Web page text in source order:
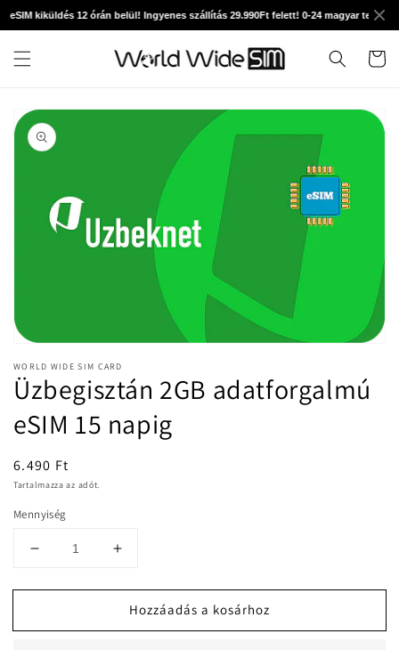
kiküldés 12 órán belül! Ingyenes szállítás 29.990Ft felett! 0-24 magyar
Ugrás a
Kosár
Kihagyás, és
ugrás a
termékadatokra
médiafájl
megnyitása
modális
párbeszédpanelen
WORLD WIDE SIM CARD
Üzbegisztán 2GB adatforgalmú
eSIM 15 napig
Normál
ár
6.490 Ft
Tartalmazza az adót.
Mennyiség
Üzbegisztán
adatforgalmú
15
Üzbegisztán
adatforgalmú
eSIM
15
Hozzáadás a kosárhoz